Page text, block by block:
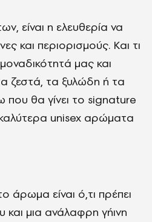
είναι η ελευθερία να
και περιορισμούς. Και τι
μας και
ζεστά, τα ξυλώδη ή τα
που θα γίνει το signature
unisex αρώματα
είναι ό,τι πρέπει
μια ανάλαφρη γήινη